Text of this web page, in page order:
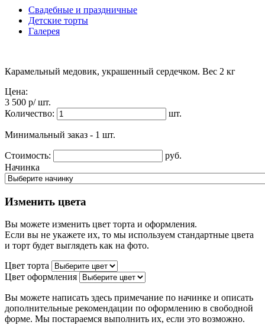
Свадебные и праздничные
Детские торты
Галерея
Карамельный медовик, украшенный сердечком. Вес 2 кг
Цена:
3 500 p/ шт.
Количество:
шт.
Минимальный заказ - 1 шт.
Стоимость:
руб.
Начинка
Изменить цвета
Вы можете изменить цвет торта и оформления.
Если вы не укажете их, то мы используем стандартные цвета
и торт будет выглядеть как на фото.
Цвет торта
Цвет оформления
Вы можете написать здесь примечание по начинке и описать
дополнительные рекомендации по оформлению в свободной
форме. Мы постараемся выполнить их, если это возможно.